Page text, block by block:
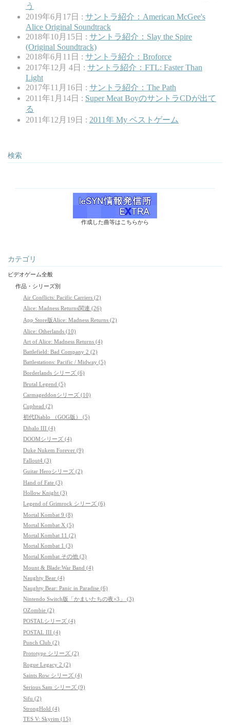
う
2019年6月17日 : サントラ紹介：American McGee's
Alice Original Soundtrack
2018年10月15日 : サントラ紹介：Slay the Spire
(Original Soundtrack)
2018年6月11日 : サントラ紹介：Broforce
2017年12月 4日 : サントラ紹介：FTL: Faster Than
Light
2017年11月16日 : サントラ紹介：The Path
2011年1月14日 : Super Meat BoyのサントラCDが出て
る
2011年12月19日 : 2011年 My ベストゲーム
検索
作成した曲等はこちらから
カテゴリ
ビデオゲーム全般
作品・シリーズ別
Air Conflicts: Pacific Carriers (2)
Alice: Madness Returns関連 (26)
App Store版Alice: Madness Returns (2)
Alice: Otherlands (10)
Art of Alice: Madness Returns (4)
Battlefield: Bad Company 2 (2)
Battlestations: Pacific / Midway (5)
Borderlands シリーズ (6)
Brutal Legend (5)
Carmageddonシリーズ (10)
Cuphead (2)
初代Diablo （GOG版） (5)
Dibalo III (4)
DOOMシリーズ (4)
Duke Nukem Forever (9)
Fallout4 (3)
Guitar Heroシリーズ (2)
Hand of Fate (3)
Hollow Knight (3)
Legend of Grimrock シリーズ (6)
Mortal Kombat 9 (8)
Mortal Kombat X (5)
Mortal Kombat 11 (2)
Mortal Kombat 1 (3)
Mortal Kombat その他 (3)
Mount & Blade:War Band (4)
Naughty Bear (4)
Naughty Bear: Panic in Paradise (6)
Nintendo Switch版「かまいたちの夜×3」 (3)
OZombie (2)
POSTALシリーズ (4)
POSTAL III (4)
Punch Club (2)
Prototype シリーズ (2)
Rogue Legacy 2 (2)
Saints Row シリーズ (4)
Serious Sam シリーズ (9)
Sifu (2)
StrongHold (4)
TES V: Skyrim (15)